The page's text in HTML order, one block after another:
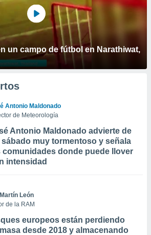
un campo de fútbol en Narathiwat,
Antonio Maldonado
de Meteorología
Antonio Maldonado advierte de
sábado muy tormentoso y señala
comunidades donde puede llover
intensidad
León
de la RAM
europeos están perdiendo
desde 2018 y almacenando